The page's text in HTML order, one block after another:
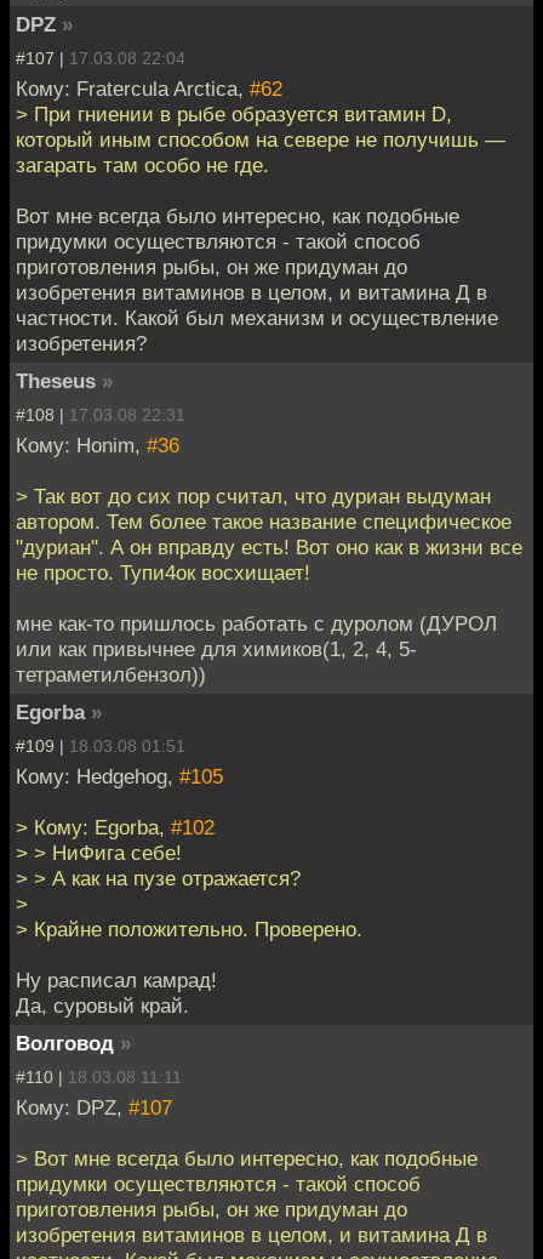
DPZ »
#107 | 17.03.08 22:04
Кому: Fratercula Arctica, #62
> При гниении в рыбе образуется витамин D,
который иным способом на севере не получишь —
загарать там особо не где.
Вот мне всегда было интересно, как подобные
придумки осуществляются - такой способ
приготовления рыбы, он же придуман до
изобретения витаминов в целом, и витамина Д в
частности. Какой был механизм и осуществление
изобретения?
Theseus »
#108 | 17.03.08 22:31
Кому: Honim, #36
> Так вот до сих пор считал, что дуриан выдуман
автором. Тем более такое название специфическое
"дуриан". А он вправду есть! Вот оно как в жизни все
не просто. Тупи4ок восхищает!
мне как-то пришлось работать с дуролом (ДУРОЛ
или как привычнее для химиков(1, 2, 4, 5-
тетраметилбензол))
Egorba »
#109 | 18.03.08 01:51
Кому: Hedgehog, #105
> Кому: Egorba, #102
> > НиФига себе!
> > А как на пузе отражается?
>
> Крайне положительно. Проверено.
Ну расписал камрад!
Да, суровый край.
Волговод »
#110 | 18.03.08 11:11
Кому: DPZ, #107
> Вот мне всегда было интересно, как подобные
придумки осуществляются - такой способ
приготовления рыбы, он же придуман до
изобретения витаминов в целом, и витамина Д в